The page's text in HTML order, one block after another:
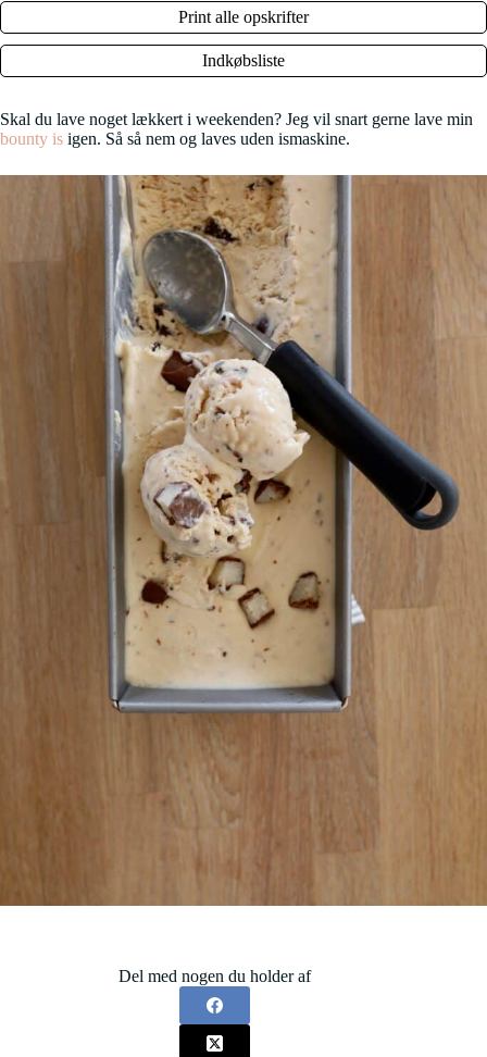
Print alle opskrifter
Indkøbsliste
Skal du lave noget lækkert i weekenden? Jeg vil snart gerne lave min
bounty is igen. Så så nem og laves uden ismaskine.
Del med nogen du holder af